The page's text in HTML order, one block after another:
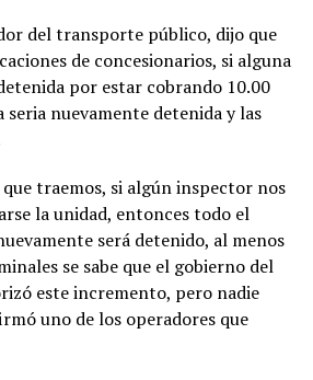
del transporte público, dijo que
de concesionarios, si alguna
por estar cobrando 10.00
nuevamente detenida y las
que traemos, si algún inspector nos
la unidad, entonces todo el
será detenido, al menos
se sabe que el gobierno del
este incremento, pero nadie
uno de los operadores que